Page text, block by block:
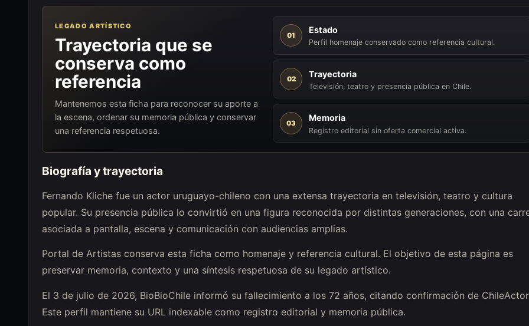
LEGADO ARTÍSTICO
Trayectoria que se
conserva como
referencia
Mantenemos esta ficha para reconocer su aporte a
la escena, ordenar su memoria pública y conservar
una referencia respetuosa.
01
Estado
Perfil homenaje conservado como referencia cultural.
02
Trayectoria
Televisión, teatro y presencia pública en Chile.
03
Memoria
Registro editorial sin oferta comercial activa.
Biografía y trayectoria
Fernando Kliche fue un actor uruguayo-chileno con una extensa trayectoria en televisión, teatro y cultura
popular. Su presencia pública lo convirtió en una figura reconocida por distintas generaciones, con una
asociada a pantalla, escena y comunicación con audiencias amplias.
Portal de Artistas conserva esta ficha como homenaje y referencia cultural. El objetivo de esta página es
preservar memoria, contexto y una síntesis respetuosa de su legado artístico.
El 3 de julio de 2026, BioBioChile informó su fallecimiento a los 72 años, citando confirmación de
Este perfil mantiene su URL indexable como registro editorial y memoria pública.